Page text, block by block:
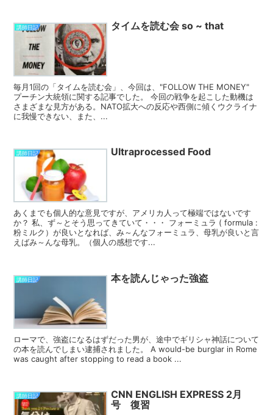
講師日記 タイムを読む会 so ~ that
毎月1回の「タイムを読む会」、今回は、"FOLLOW THE MONEY"
プーチン大統領に関する記事でした。 今回の戦争を起こした動機は
さまざまな見方がある。NATO拡大への反応や西側に傾くウクライナ
に我慢できない、また、...
講師日記 Ultraprocessed Food
あくまでも個人的な意見ですが、アメリカ人って極端ではないです
か？ 私、ず～とそう思ってきていて・・・ フォーミュラ ( formula :
粉ミルク）が良いとなれば、み～んなフォーミュラ、母乳が良いと言
えばみ～んな母乳。（個人の感想です...
講師日記 本を読んじゃった強盗
ローマで、強盗になるはずだった男が、途中でギリシャ神話について
の本を読んでしまい逮捕されました。 A would-be burglar in Rome
was caught after stopping to read a book ...
講師日記
CNN ENGLISH EXPRESS 2月
号 復習